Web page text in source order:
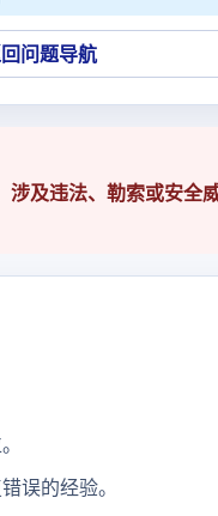
问题导航
及违法、勒索或安全
误的经验。